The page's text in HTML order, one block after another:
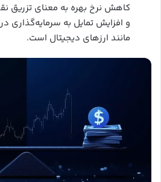
کاهش نرخ بهره به معنای تزریق
و افزایش تمایل به سرمایه‌گذاری
مانند ارزهای دیجیتال است.